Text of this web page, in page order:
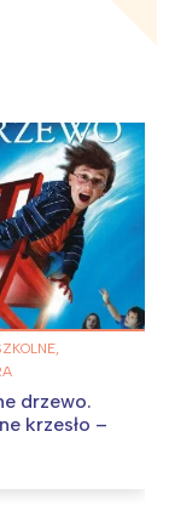
drzewo.
krzesło –